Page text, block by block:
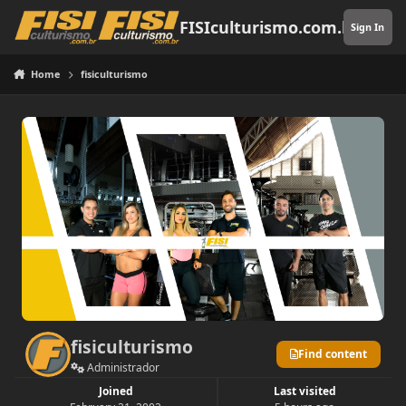
Skip to content
FISIculturismo.com.brSign In
Home fisiculturismo
fisiculturismo
Administrador
Joined
Last visited
Find content